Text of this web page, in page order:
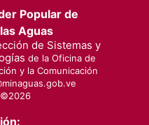
Popular de
Aguas
de Sistemas y
de la Oficina de
y la Comunicación
©2026